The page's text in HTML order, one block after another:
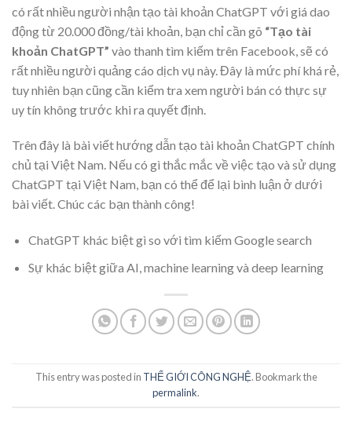
có rất nhiều người nhận tạo tài khoản ChatGPT với giá dao
động từ 20.000 đồng/tài khoản, bạn chỉ cần gõ “Tạo tài
khoản ChatGPT” vào thanh tìm kiếm trên Facebook, sẽ có
rất nhiều người quảng cáo dịch vụ này. Đây là mức phí khá rẻ,
tuy nhiên bạn cũng cần kiểm tra xem người bán có thực sự
uy tín không trước khi ra quyết định.
Trên đây là bài viết hướng dẫn tạo tài khoản ChatGPT chính
chủ tại Việt Nam. Nếu có gì thắc mắc về việc tạo và sử dụng
ChatGPT tại Việt Nam, bạn có thể để lại bình luận ở dưới
bài viết. Chúc các bạn thành công!
ChatGPT khác biệt gì so với tìm kiếm Google search
Sự khác biệt giữa AI, machine learning và deep learning
This entry was posted in THẾ GIỚI CÔNG NGHỆ. Bookmark the
permalink.